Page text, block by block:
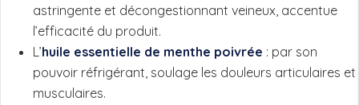
astringente et décongestionnant veineux, accentue
l’efficacité du produit.
L’huile essentielle de menthe poivrée : par son
pouvoir réfrigérant, soulage les douleurs articulaires et
musculaires.